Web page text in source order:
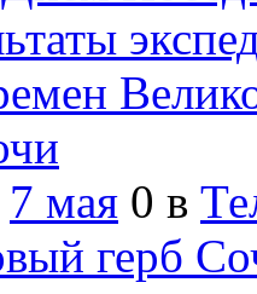
7 мая 0 в
герб